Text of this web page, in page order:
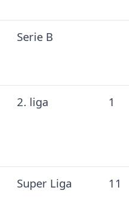
Serie B
2. liga 1
Super Liga 11